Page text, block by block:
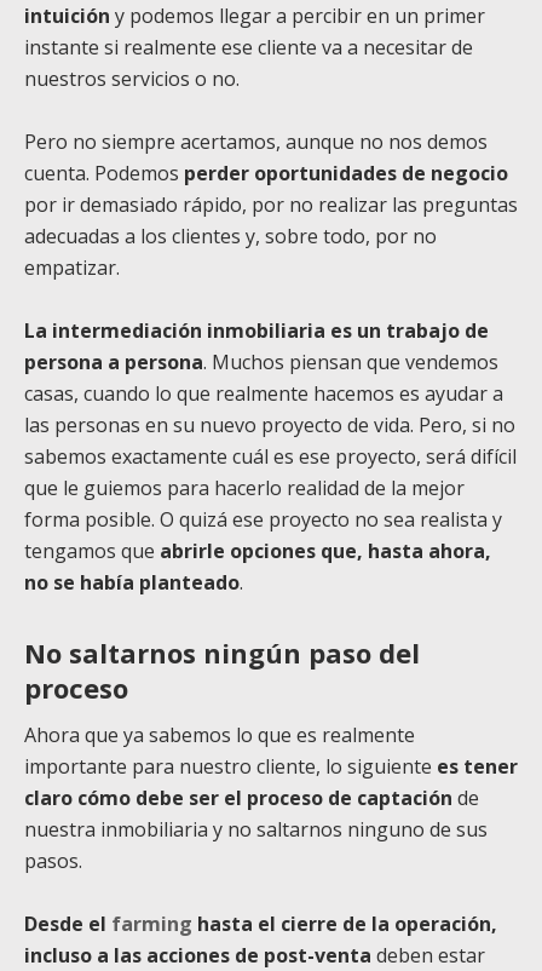
intuición y podemos llegar a percibir en un primer
instante si realmente ese cliente va a necesitar de
nuestros servicios o no.
Pero no siempre acertamos, aunque no nos demos
cuenta. Podemos perder oportunidades de negocio
por ir demasiado rápido, por no realizar las preguntas
adecuadas a los clientes y, sobre todo, por no
empatizar.
La intermediación inmobiliaria es un trabajo de
persona a persona. Muchos piensan que vendemos
casas, cuando lo que realmente hacemos es ayudar a
las personas en su nuevo proyecto de vida. Pero, si no
sabemos exactamente cuál es ese proyecto, será difícil
que le guiemos para hacerlo realidad de la mejor
forma posible. O quizá ese proyecto no sea realista y
tengamos que abrirle opciones que, hasta ahora,
no se había planteado.
No saltarnos ningún paso del
proceso
Ahora que ya sabemos lo que es realmente
importante para nuestro cliente, lo siguiente es tener
claro cómo debe ser el proceso de captación de
nuestra inmobiliaria y no saltarnos ninguno de sus
pasos.
Desde el farming hasta el cierre de la operación,
incluso a las acciones de post-venta deben estar